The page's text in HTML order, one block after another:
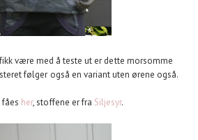
være med å teste ut er dette morsomme
følger også en variant uten ørene også.
her, stoffene er fra Siljesyr.